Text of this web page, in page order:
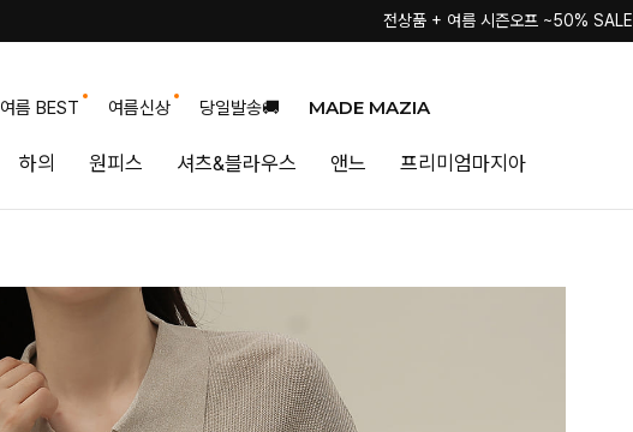
전상품 + 여름 시즌오프 ~50% SALE
여름 BEST 여름신상 당일발송🚚 MADE MAZIA
하의 원피스 셔츠&블라우스 앤느 프리미엄마지아